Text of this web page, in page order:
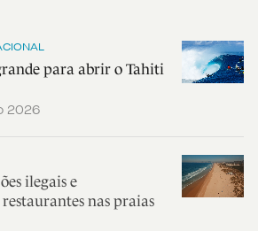
para abrir o Tahiti
2026
ilegais e
nas praias